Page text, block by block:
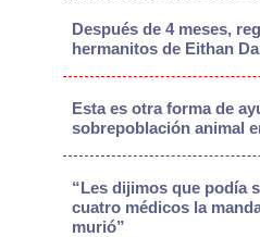
Después de 4 meses,
hermanitos de Eithan
Esta es otra forma de
sobrepoblación animal
“Les dijimos que podía
cuatro médicos la
murió”